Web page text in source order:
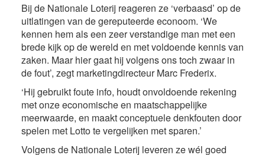
Bij de Nationale Loterij reageren ze ‘verbaasd’ op de
uitlatingen van de gereputeerde econoom. ‘We
kennen hem als een zeer verstandige man met een
brede kijk op de wereld en met voldoende kennis van
zaken. Maar hier gaat hij volgens ons toch zwaar in
de fout’, zegt marketingdirecteur Marc Frederix.
‘Hij gebruikt foute info, houdt onvoldoende rekening
met onze economische en maatschappelijke
meerwaarde, en maakt conceptuele denkfouten door
spelen met Lotto te vergelijken met sparen.’
Volgens de Nationale Loterij leveren ze wél goed